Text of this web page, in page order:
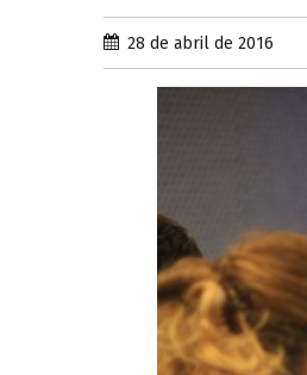
28 de abril de 2016